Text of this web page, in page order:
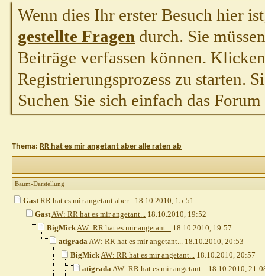
Wenn dies Ihr erster Besuch hier
gestellte Fragen durch. Sie
Beiträge verfassen können.
Registrierungsprozess zu starten.
Suchen Sie sich einfach das
Thema: RR hat es mir angetant aber alle raten ab
Baum-Darstellung
Gast RR hat es mir angetant aber... 18.10.2010, 15:51
GastAW: RR hat es mir angetant... 18.10.2010, 19:52
BigMickAW: RR hat es mir angetant... 18.10.2010, 19:57
atigradaAW: RR hat es mir angetant... 18.10.2010, 20:53
BigMickAW: RR hat es mir angetant... 18.10.2010, 20:57
atigradaAW: RR hat es mir angetant... 18.10.2010,